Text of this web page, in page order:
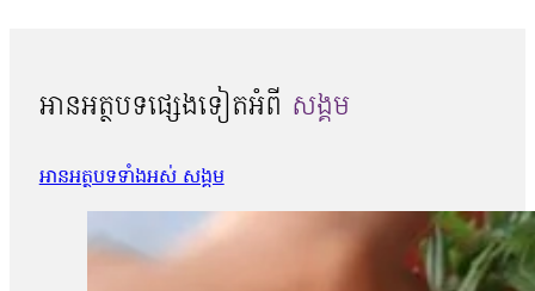
អានអត្ថបទផ្សេងទៀតអំពី សង្គម
អានអត្ថបទទាំងអស់ សង្គម